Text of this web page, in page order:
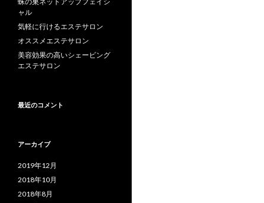
ャル
気軽に行けるエステサロン
オススメエステサロン
美容効果の高いシェービング
エステサロン
最近のコメント
アーカイブ
2019年12月
2018年10月
2018年8月